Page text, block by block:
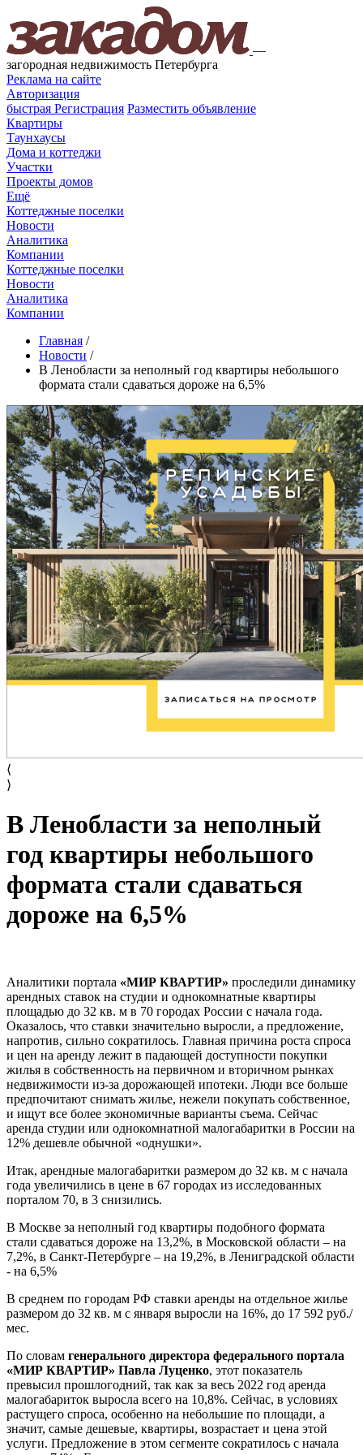
—
загородная недвижимость Петербурга
Реклама на сайте
Авторизация
быстрая Регистрация Разместить объявление
Квартиры
Таунхаусы
Дома и коттеджи
Участки
Проекты домов
Ещё
Коттеджные поселки
Новости
Аналитика
Компании
Коттеджные поселки
Новости
Аналитика
Компании
Главная /
Новости /
В Ленобласти за неполный год квартиры небольшого
формата стали сдаваться дороже на 6,5%
⟨
⟩
В Ленобласти за неполный
год квартиры небольшого
формата стали сдаваться
дороже на 6,5%
Аналитики портала «МИР КВАРТИР» проследили динамику
арендных ставок на студии и однокомнатные квартиры
площадью до 32 кв. м в 70 городах России с начала года.
Оказалось, что ставки значительно выросли, а предложение,
напротив, сильно сократилось. Главная причина роста спроса
и цен на аренду лежит в падающей доступности покупки
жилья в собственность на первичном и вторичном рынках
недвижимости из-за дорожающей ипотеки. Люди все больше
предпочитают снимать жилье, нежели покупать собственное,
и ищут все более экономичные варианты съема. Сейчас
аренда студии или однокомнатной малогабаритки в России на
12% дешевле обычной «однушки».
Итак, арендные малогабаритки размером до 32 кв. м с начала
года увеличились в цене в 67 городах из исследованных
порталом 70, в 3 снизились.
В Москве за неполный год квартиры подобного формата
стали сдаваться дороже на 13,2%, в Московской области – на
7,2%, в Санкт-Петербурге – на 19,2%, в Лениградской области
- на 6,5%
В среднем по городам РФ ставки аренды на отдельное жилье
размером до 32 кв. м с января выросли на 16%, до 17 592 руб./
мес.
По словам генерального директора федерального портала
«МИР КВАРТИР» Павла Луценко, этот показатель
превысил прошлогодний, так как за весь 2022 год аренда
малогабариток выросла всего на 10,8%. Сейчас, в условиях
растущего спроса, особенно на небольшие по площади, а
значит, самые дешевые, квартиры, возрастает и цена этой
услуги. Предложение в этом сегменте сократилось с начала